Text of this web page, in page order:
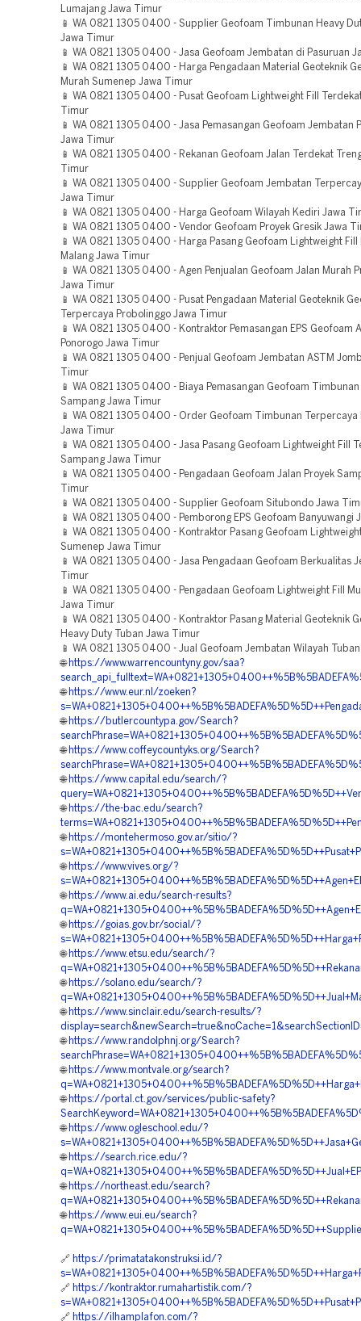
Lumajang Jawa Timur
📱 WA 0821 1305 0400 - Supplier Geofoam Timbunan Heavy
Jawa Timur
📱 WA 0821 1305 0400 - Jasa Geofoam Jembatan di Pasuruan
📱 WA 0821 1305 0400 - Harga Pengadaan Material Geoteknik
Murah Sumenep Jawa Timur
📱 WA 0821 1305 0400 - Pusat Geofoam Lightweight Fill
Timur
📱 WA 0821 1305 0400 - Jasa Pemasangan Geofoam Jembatan
Jawa Timur
📱 WA 0821 1305 0400 - Rekanan Geofoam Jalan Terdekat
Timur
📱 WA 0821 1305 0400 - Supplier Geofoam Jembatan
Jawa Timur
📱 WA 0821 1305 0400 - Harga Geofoam Wilayah Kediri Jawa
📱 WA 0821 1305 0400 - Vendor Geofoam Proyek Gresik Jawa
📱 WA 0821 1305 0400 - Harga Pasang Geofoam Lightweight Fill
Malang Jawa Timur
📱 WA 0821 1305 0400 - Agen Penjualan Geofoam Jalan Murah
Jawa Timur
📱 WA 0821 1305 0400 - Pusat Pengadaan Material Geoteknik
Terpercaya Probolinggo Jawa Timur
📱 WA 0821 1305 0400 - Kontraktor Pemasangan EPS Geofoam
Ponorogo Jawa Timur
📱 WA 0821 1305 0400 - Penjual Geofoam Jembatan ASTM
Timur
📱 WA 0821 1305 0400 - Biaya Pemasangan Geofoam Timbunan
Sampang Jawa Timur
📱 WA 0821 1305 0400 - Order Geofoam Timbunan Terpercaya
Jawa Timur
📱 WA 0821 1305 0400 - Jasa Pasang Geofoam Lightweight Fill
Sampang Jawa Timur
📱 WA 0821 1305 0400 - Pengadaan Geofoam Jalan Proyek
Timur
📱 WA 0821 1305 0400 - Supplier Geofoam Situbondo Jawa
📱 WA 0821 1305 0400 - Pemborong EPS Geofoam Banyuwangi
📱 WA 0821 1305 0400 - Kontraktor Pasang Geofoam
Sumenep Jawa Timur
📱 WA 0821 1305 0400 - Jasa Pengadaan Geofoam Berkualitas
Timur
📱 WA 0821 1305 0400 - Pengadaan Geofoam Lightweight Fill
Jawa Timur
📱 WA 0821 1305 0400 - Kontraktor Pasang Material Geoteknik
Heavy Duty Tuban Jawa Timur
📱 WA 0821 1305 0400 - Jual Geofoam Jembatan Wilayah
🌐 https://www.warrencountyny.gov/saa?
🌐 https://www.eur.nl/zoeken?
🌐 https://butlercountypa.gov/Search?
🌐 https://www.coffeycountyks.org/Search?
🌐 https://www.capital.edu/search/?
🌐 https://the-bac.edu/search?
🌐 https://montehermoso.gov.ar/sitio/?
🌐 https://www.vives.org/?
🌐 https://www.ai.edu/search-results?
🌐 https://goias.gov.br/social/?
🌐 https://www.etsu.edu/search/?
🌐 https://solano.edu/search/?
🌐 https://www.sinclair.edu/search-results/?
🌐 https://www.randolphnj.org/Search?
🌐 https://www.montvale.org/search?
🌐 https://portal.ct.gov/services/public-safety?
🌐 https://www.ogleschool.edu/?
🌐 https://search.rice.edu/?
🌐 https://northeast.edu/search?
🌐 https://www.eui.eu/search?
🔗 https://primatatakonstruksi.id/?
🔗 https://kontraktor.rumahartistik.com/?
🔗 https://ilhamplafon.com/?